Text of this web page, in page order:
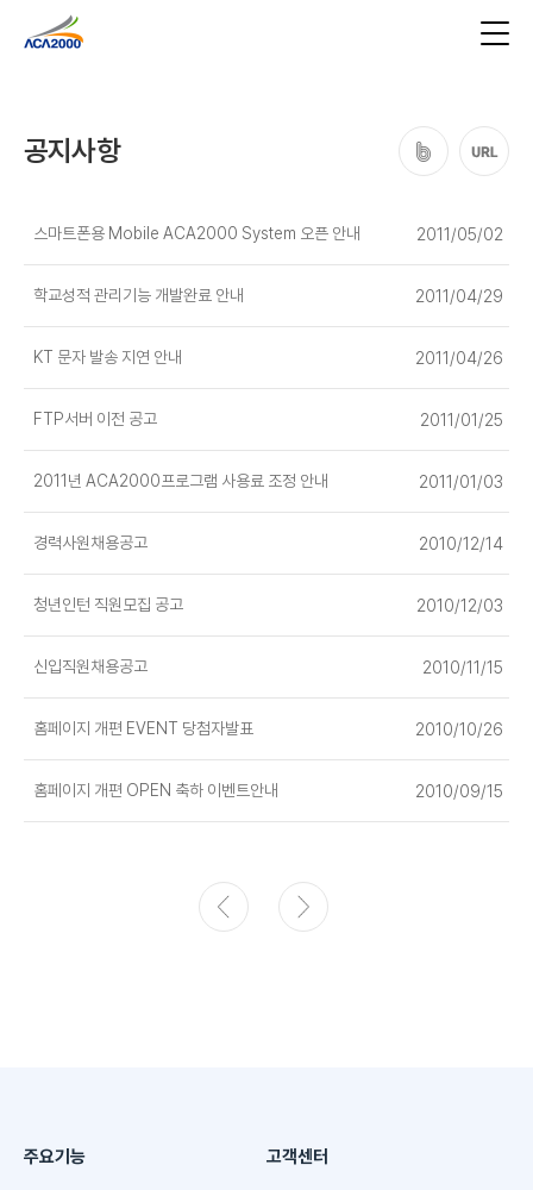
공지사항
스마트폰용 Mobile ACA2000 System 오픈 안내 2011/05/02
학교성적 관리기능 개발완료 안내 2011/04/29
KT 문자 발송 지연 안내 2011/04/26
FTP서버 이전 공고 2011/01/25
2011년 ACA2000프로그램 사용료 조정 안내 2011/01/03
경력사원채용공고 2010/12/14
청년인턴 직원모집 공고 2010/12/03
신입직원채용공고 2010/11/15
홈페이지 개편 EVENT 당첨자발표 2010/10/26
홈페이지 개편 OPEN 축하 이벤트안내 2010/09/15
주요기능 고객센터